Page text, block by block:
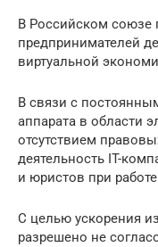
В Российском
предпринимателей
виртуальной
В связи с
аппарата в области
отсутствием
деятельность IT-
и юристов при
С целью ускорения
разрешено не